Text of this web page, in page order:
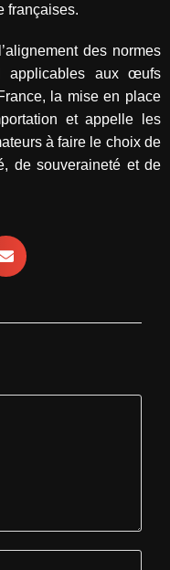
françaises.
des normes
applicables aux œufs
la mise en place
et appelle les
à faire le choix de
de souveraineté et de